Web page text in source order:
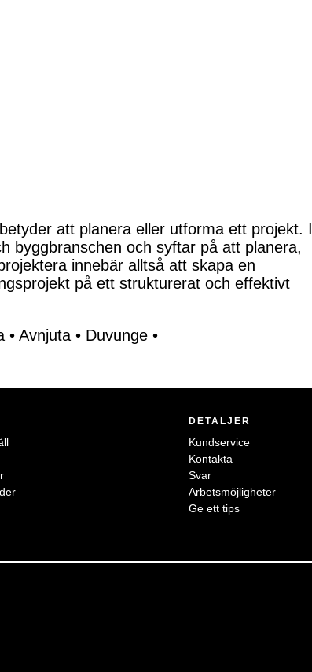
att planera eller utforma ett projekt. I
byggbranschen och syftar på att planera,
innebär alltså att skapa en
på ett strukturerat och effektivt
• Avnjuta • Duvunge •
DETALJER
Kundservice
Kontakta
Svar
Arbetsmöjligheter
Ge ett tips